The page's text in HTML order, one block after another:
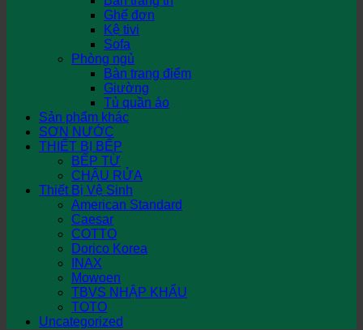
Ghế đơn
Kệ tivi
Sofa
Phòng ngủ
Bàn trang điểm
Giường
Tủ quần áo
Sản phẩm khác
SƠN NƯỚC
THIẾT BỊ BẾP
BẾP TỪ
CHẬU RỬA
Thiết Bị Vệ Sinh
American Standard
Caesar
COTTO
Dorico Korea
INAX
Mowoen
TBVS NHẬP KHẨU
TOTO
Uncategorized